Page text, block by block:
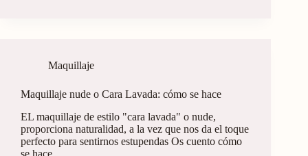
Maquillaje
Maquillaje nude o Cara Lavada: cómo se hace
EL maquillaje de estilo "cara lavada" o nude,
proporciona naturalidad, a la vez que nos da el toque
perfecto para sentirnos estupendas Os cuento cómo
se hace.